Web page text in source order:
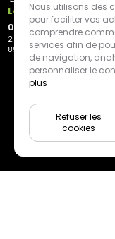
Les Herbiers
02 21 81 23 11
2 rue des Peupliers
85500 Les Herbiers
Livraison
Plan du
Nous utilisons des
pour faciliter vos
comprendre
services afin de
de navigation,
personnaliser le
plus
Refuser les
cookies